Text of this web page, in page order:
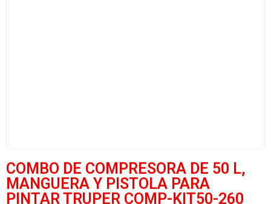
COMBO DE COMPRESORA DE 50 L,
MANGUERA Y PISTOLA PARA
PINTAR TRUPER COMP-KIT50-260